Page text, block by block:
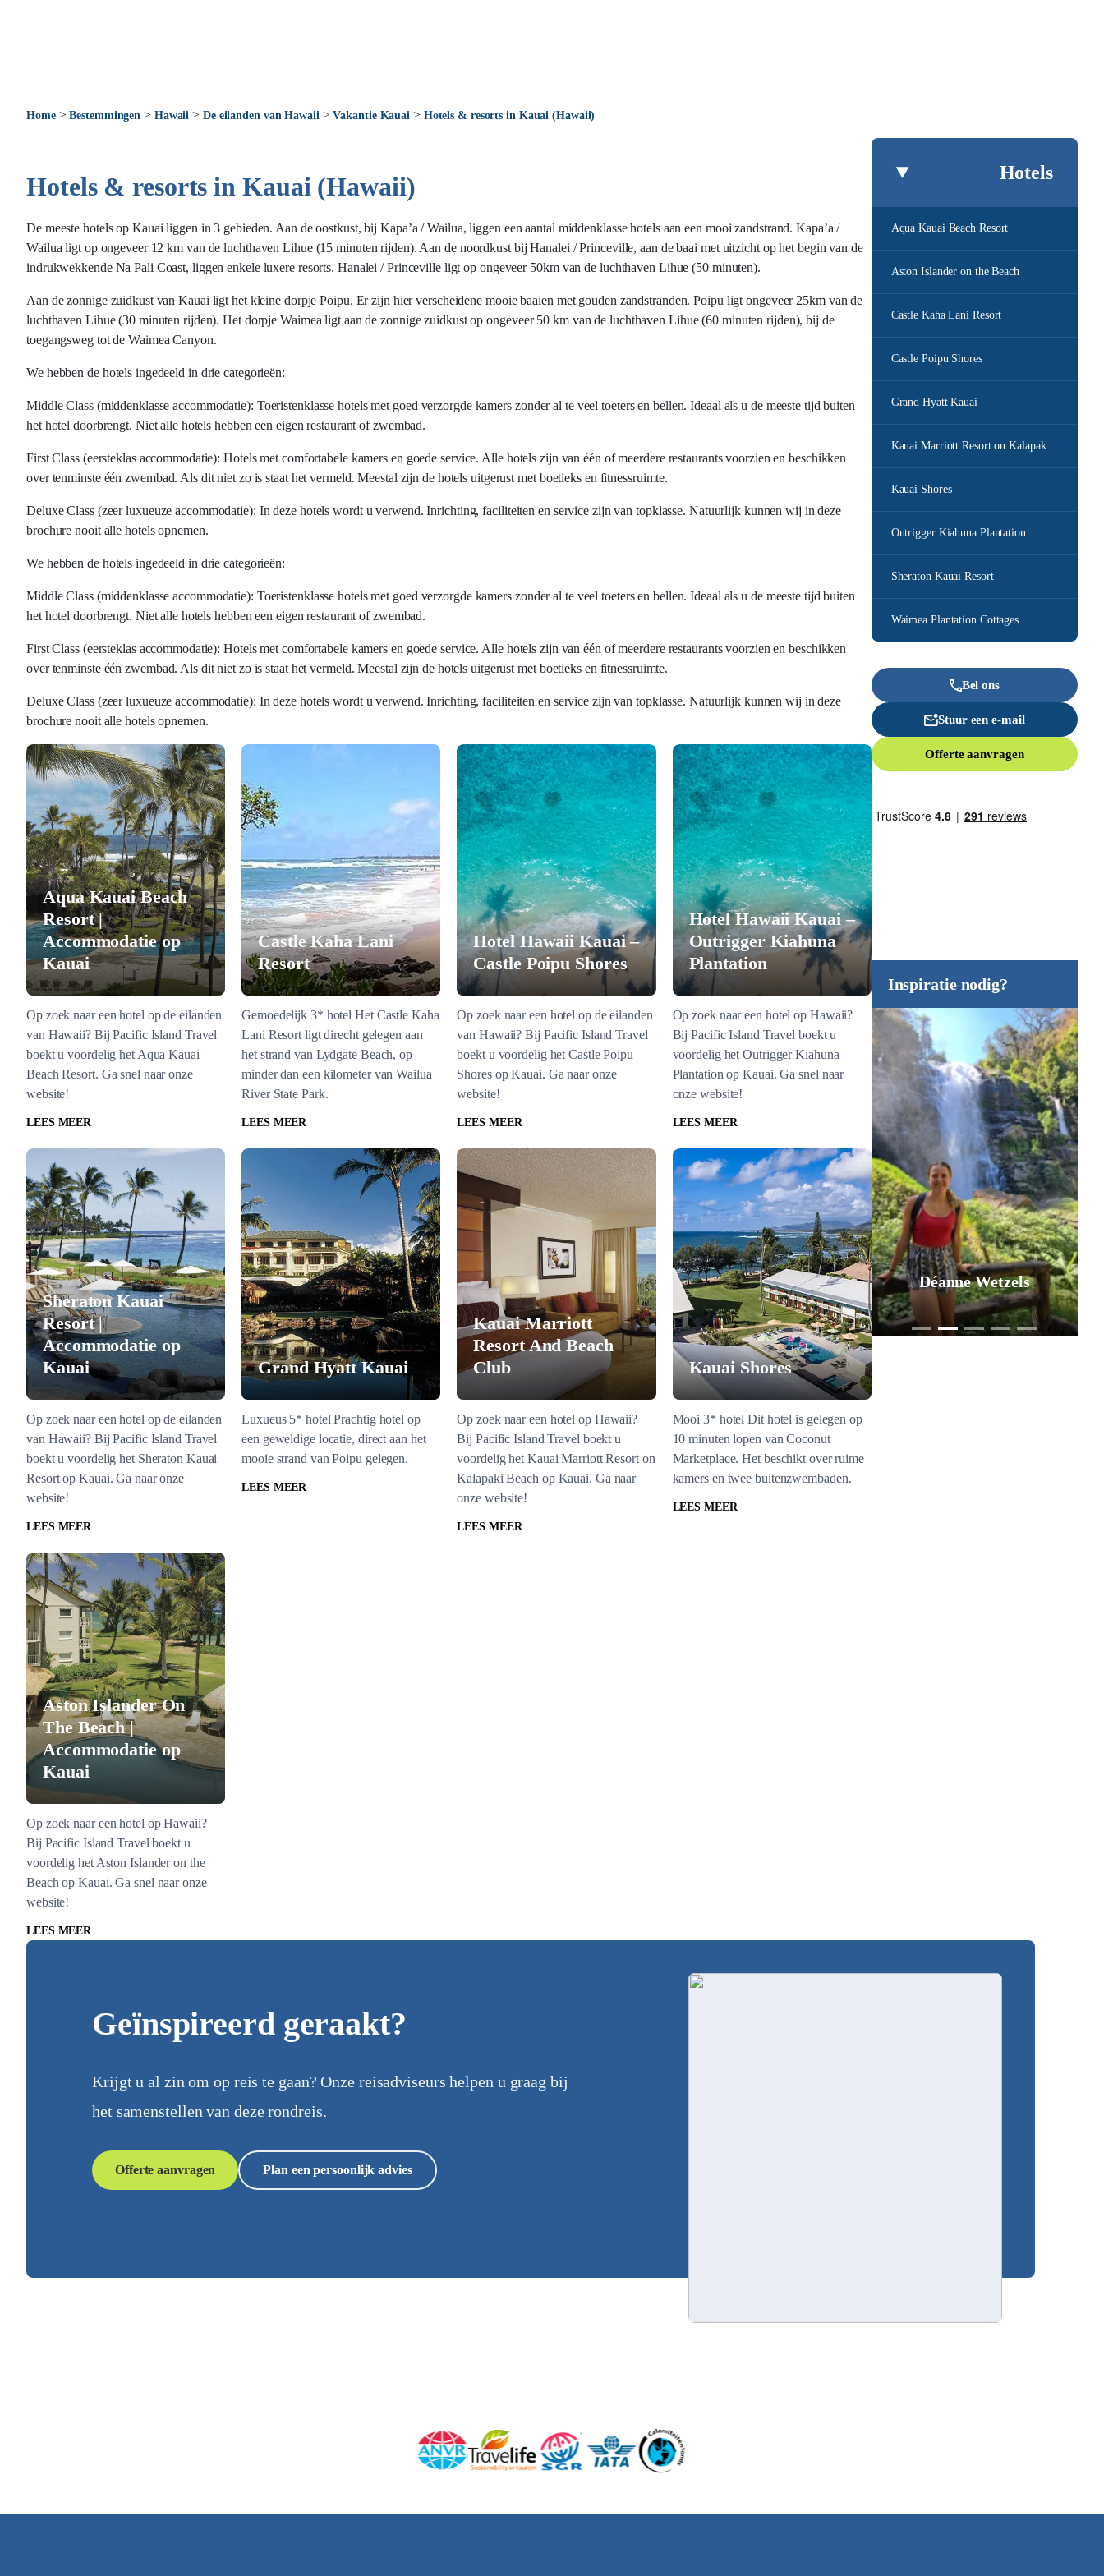
Home>Bestemmingen > Hawaii > De eilanden van Hawaii >Vakantie Kauai > Hotels & resorts in Kauai (Hawaii)
Hotels
Aqua Kauai Beach Resort
Aston Islander on the Beach
Castle Kaha Lani Resort
Castle Poipu Shores
Grand Hyatt Kauai
Kauai Marriott Resort on Kalapaki Beach
Kauai Shores
Outrigger Kiahuna Plantation
Sheraton Kauai Resort
Waimea Plantation Cottages
Bel ons
Stuur een e-mail
Offerte aanvragen
Inspiratie nodig?
Déanne Wetzels
Hotels & resorts in Kauai (Hawaii)
De meeste hotels op Kauai liggen in 3 gebieden. Aan de oostkust, bij Kapa’a / Wailua, liggen een aantal middenklasse hotels aan een mooi zandstrand. Kapa’a /
Wailua ligt op ongeveer 12 km van de luchthaven Lihue (15 minuten rijden). Aan de noordkust bij Hanalei / Princeville, aan de baai met uitzicht op het begin van de
indrukwekkende Na Pali Coast, liggen enkele luxere resorts. Hanalei / Princeville ligt op ongeveer 50km van de luchthaven Lihue (50 minuten).
Aan de zonnige zuidkust van Kauai ligt het kleine dorpje Poipu. Er zijn hier verscheidene mooie baaien met gouden zandstranden. Poipu ligt ongeveer 25km van de
luchthaven Lihue (30 minuten rijden). Het dorpje Waimea ligt aan de zonnige zuidkust op ongeveer 50 km van de luchthaven Lihue (60 minuten rijden), bij de
toegangsweg tot de Waimea Canyon.
We hebben de hotels ingedeeld in drie categorieën:
Middle Class (middenklasse accommodatie): Toeristenklasse hotels met goed verzorgde kamers zonder al te veel toeters en bellen. Ideaal als u de meeste tijd buiten
het hotel doorbrengt. Niet alle hotels hebben een eigen restaurant of zwembad.
First Class (eersteklas accommodatie): Hotels met comfortabele kamers en goede service. Alle hotels zijn van één of meerdere restaurants voorzien en beschikken
over tenminste één zwembad. Als dit niet zo is staat het vermeld. Meestal zijn de hotels uitgerust met boetieks en fitnessruimte.
Deluxe Class (zeer luxueuze accommodatie): In deze hotels wordt u verwend. Inrichting, faciliteiten en service zijn van topklasse. Natuurlijk kunnen wij in deze
brochure nooit alle hotels opnemen.
We hebben de hotels ingedeeld in drie categorieën:
Middle Class (middenklasse accommodatie): Toeristenklasse hotels met goed verzorgde kamers zonder al te veel toeters en bellen. Ideaal als u de meeste tijd buiten
het hotel doorbrengt. Niet alle hotels hebben een eigen restaurant of zwembad.
First Class (eersteklas accommodatie): Hotels met comfortabele kamers en goede service. Alle hotels zijn van één of meerdere restaurants voorzien en beschikken
over tenminste één zwembad. Als dit niet zo is staat het vermeld. Meestal zijn de hotels uitgerust met boetieks en fitnessruimte.
Deluxe Class (zeer luxueuze accommodatie): In deze hotels wordt u verwend. Inrichting, faciliteiten en service zijn van topklasse. Natuurlijk kunnen wij in deze
brochure nooit alle hotels opnemen.
Aqua Kauai Beach
Resort |
Accommodatie op
Kauai
Op zoek naar een hotel op de eilanden
van Hawaii? Bij Pacific Island Travel
boekt u voordelig het Aqua Kauai
Beach Resort. Ga snel naar onze
website!
LEES MEER
Castle Kaha Lani
Resort
Gemoedelijk 3* hotel Het Castle Kaha
Lani Resort ligt direcht gelegen aan
het strand van Lydgate Beach, op
minder dan een kilometer van Wailua
River State Park.
LEES MEER
Hotel Hawaii Kauai –
Castle Poipu Shores
Op zoek naar een hotel op de eilanden
van Hawaii? Bij Pacific Island Travel
boekt u voordelig het Castle Poipu
Shores op Kauai. Ga naar onze
website!
LEES MEER
Hotel Hawaii Kauai –
Outrigger Kiahuna
Plantation
Op zoek naar een hotel op Hawaii?
Bij Pacific Island Travel boekt u
voordelig het Outrigger Kiahuna
Plantation op Kauai. Ga snel naar
onze website!
LEES MEER
Sheraton Kauai
Resort |
Accommodatie op
Kauai
Op zoek naar een hotel op de eilanden
van Hawaii? Bij Pacific Island Travel
boekt u voordelig het Sheraton Kauai
Resort op Kauai. Ga naar onze
website!
LEES MEER
Grand Hyatt Kauai
Luxueus 5* hotel Prachtig hotel op
een geweldige locatie, direct aan het
mooie strand van Poipu gelegen.
LEES MEER
Kauai Marriott
Resort And Beach
Club
Op zoek naar een hotel op Hawaii?
Bij Pacific Island Travel boekt u
voordelig het Kauai Marriott Resort on
Kalapaki Beach op Kauai. Ga naar
onze website!
LEES MEER
Kauai Shores
Mooi 3* hotel Dit hotel is gelegen op
10 minuten lopen van Coconut
Marketplace. Het beschikt over ruime
kamers en twee buitenzwembaden.
LEES MEER
Aston Islander On
The Beach |
Accommodatie op
Kauai
Op zoek naar een hotel op Hawaii?
Bij Pacific Island Travel boekt u
voordelig het Aston Islander on the
Beach op Kauai. Ga snel naar onze
website!
LEES MEER
Geïnspireerd geraakt?
Krijgt u al zin om op reis te gaan? Onze reisadviseurs helpen u graag bij
het samenstellen van deze rondreis.
Offerte aanvragen Plan een persoonlijk advies